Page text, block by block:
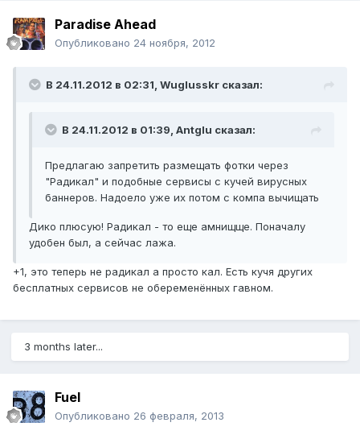
Paradise Ahead
Опубликовано 24 ноября, 2012
В 24.11.2012 в 02:31, Wuglusskr сказал:
В 24.11.2012 в 01:39, Antglu сказал:
Предлагаю запретить размещать фотки через
"Радикал" и подобные сервисы с кучей вирусных
баннеров. Надоело уже их потом с компа вычищать
Дико плюсую! Радикал - то еще амнищще. Поначалу
удобен был, а сейчас лажа.
+1, это теперь не радикал а просто кал. Есть кучя других
бесплатных сервисов не обеременённых гавном.
3 months later...
Fuel
Опубликовано 26 февраля, 2013